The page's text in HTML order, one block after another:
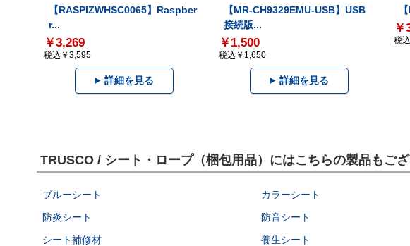
【RASPIZWHSC0065】Raspber
r...
￥3,269
税込￥3,595
詳細を見る
【MR-CH9329EMU-USB】USB
接続版...
￥1,500
税込￥1,650
詳細を見る
￥
税
TRUSCO / シート・ロープ（梱包用品）にはこちらの製品もござ
ブルーシート カラーシート
防炎シート
防音シート
シート補修材
養生シート